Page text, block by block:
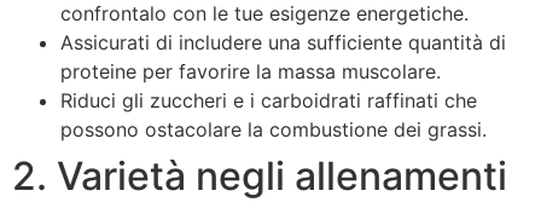
confrontalo con le tue esigenze energetiche.
Assicurati di includere una sufficiente quantità di
proteine per favorire la massa muscolare.
Riduci gli zuccheri e i carboidrati raffinati che
possono ostacolare la combustione dei grassi.
2. Varietà negli allenamenti